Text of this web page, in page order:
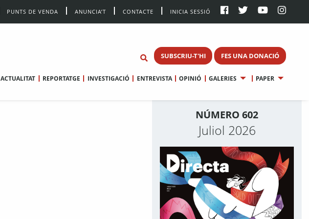
PUNTS DE VENDA ANUNCIA’T CONTACTE INICIA SESSIÓ
SUBSCRIU-T'HI FES UNA DONACIÓ
ACTUALITAT REPORTATGE INVESTIGACIÓ ENTREVISTA OPINIÓ GALERIES PAPER
NÚMERO 602
Juliol 2026